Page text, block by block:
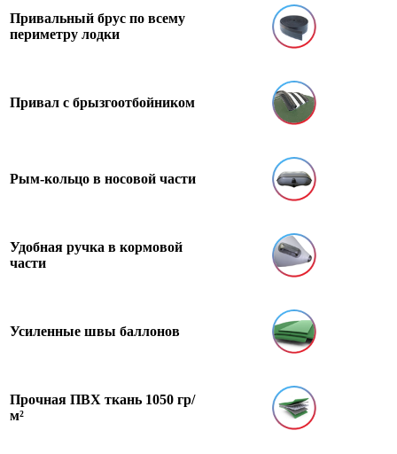
Привальный брус по всему
периметру лодки
Привал с брызгоотбойником
Рым-кольцо в носовой части
Удобная ручка в кормовой
части
Усиленные швы баллонов
Прочная ПВХ ткань 1050 гр/
м²